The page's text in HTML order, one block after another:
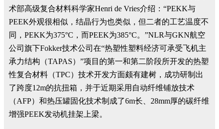
术部高级复合材料科学家Henri de Vries介绍：“PEKK与
PEEK外观很相似，结晶行为也类似，但二者的工艺温度不
同，PEKK为375°C，而PEEK为385°C。”NLR与GKN航空
公司旗下Fokker技术公司在“热塑性塑料经济可承受飞机主
承力结构（TAPAS）”项目的第一和第二阶段所开发的热塑
性复合材料（TPC）技术开发方面颇有建树，成功研制出
了跨度12m的抗扭箱，并于近期采用自动纤维铺放技术
（AFP）和热压罐固化技术制成了6m长、28mm厚的碳纤维
增强PEEK发动机挂架上梁。